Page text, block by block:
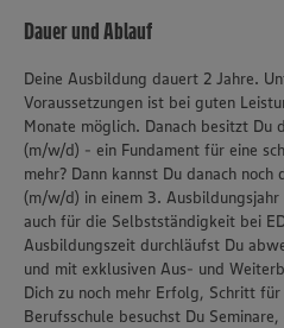
Dauer und Ablauf
Deine Ausbildung dauert 2 Jahre.
Voraussetzungen ist bei guten
Monate möglich. Danach besitzt Du
(m/w/d) - ein Fundament für eine
mehr? Dann kannst Du danach
(m/w/d) in einem 3.
auch für die Selbstständigkeit bei
Ausbildungszeit durchläufst Du
und mit exklusiven Aus- und
Dich zu noch mehr Erfolg, Schritt
Berufsschule besuchst Du